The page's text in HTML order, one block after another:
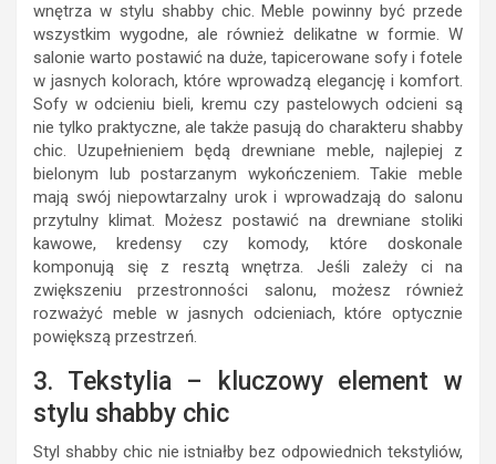
wnętrza w stylu shabby chic. Meble powinny być przede
wszystkim wygodne, ale również delikatne w formie. W
salonie warto postawić na duże, tapicerowane sofy i fotele
w jasnych kolorach, które wprowadzą elegancję i komfort.
Sofy w odcieniu bieli, kremu czy pastelowych odcieni są
nie tylko praktyczne, ale także pasują do charakteru shabby
chic. Uzupełnieniem będą drewniane meble, najlepiej z
bielonym lub postarzanym wykończeniem. Takie meble
mają swój niepowtarzalny urok i wprowadzają do salonu
przytulny klimat. Możesz postawić na drewniane stoliki
kawowe, kredensy czy komody, które doskonale
komponują się z resztą wnętrza. Jeśli zależy ci na
zwiększeniu przestronności salonu, możesz również
rozważyć meble w jasnych odcieniach, które optycznie
powiększą przestrzeń.
3. Tekstylia – kluczowy element w
stylu shabby chic
Styl shabby chic nie istniałby bez odpowiednich tekstyliów,